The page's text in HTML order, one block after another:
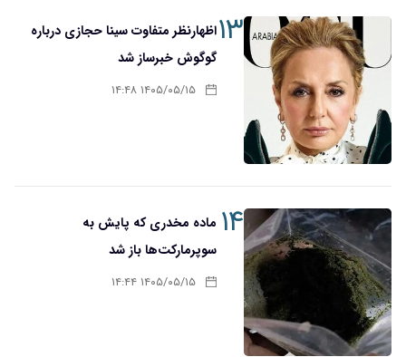
۱۳اظهارنظر متفاوت سینا حجازی درباره
گوگوش خبرساز شد
۱۴۰۵/۰۵/۱۵ ۱۴:۴۸
۱۴ ماده مخدری که پایش به
سوپرمارکت‌ها باز شد
۱۴۰۵/۰۵/۱۵ ۱۴:۴۴